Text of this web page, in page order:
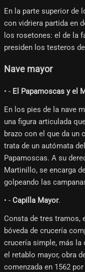
En la parte superior de
con vidriera partida en
los rosetones: el de la
presiden los testeros
Nave mayor
• - El Papamoscas y el
En los pies de la nave
una figura articulada
brazo con el que da un
trata de un autómata
Papamoscas. A su
Martinillo, se encarga
golpeando las
• - Capilla Mayor.
Consta de tres tramos,
bóveda de crucería
crucería simple, más la
el retablo mayor, obra
comenzada en 1562